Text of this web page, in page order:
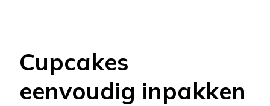
Cupcakes
eenvoudig inpakken